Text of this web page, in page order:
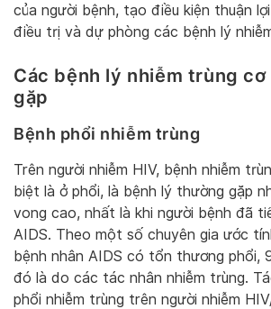
của người bệnh, tạo điều kiện thuận
điều trị và dự phòng các bệnh lý
Các bệnh lý nhiễm trùng
gặp
Bệnh phổi nhiễm trùng
Trên người nhiễm HIV, bệnh nhiễm
biệt là ở phổi, là bệnh lý thường gặp
vong cao, nhất là khi người bệnh đã
AIDS. Theo một số chuyên gia ước
bệnh nhân AIDS có tổn thương phổi,
đó là do các tác nhân nhiễm trùng.
phổi nhiễm trùng trên người nhiễm